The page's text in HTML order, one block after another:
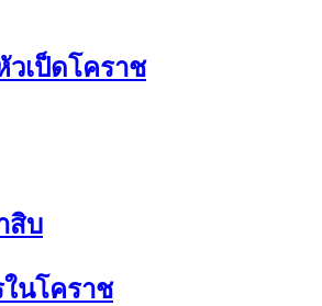
เป็ดโคราช
สิบ
นโคราช